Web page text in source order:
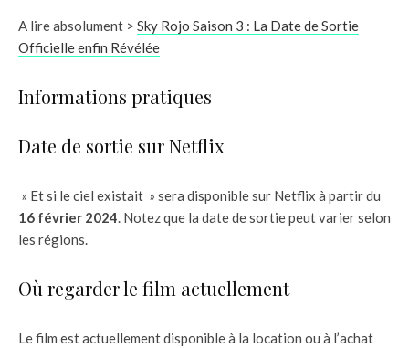
A lire absolument > Sky Rojo Saison 3 : La Date de Sortie
Officielle enfin Révélée
Informations pratiques
Date de sortie sur Netflix
» Et si le ciel existait » sera disponible sur Netflix à partir du
16 février 2024. Notez que la date de sortie peut varier selon
les régions.
Où regarder le film actuellement
Le film est actuellement disponible à la location ou à l’achat